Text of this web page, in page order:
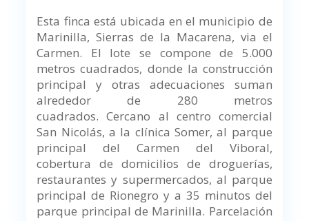
Esta finca está ubicada en el municipio de
Marinilla, Sierras de la Macarena, via el
Carmen. El lote se compone de 5.000
metros cuadrados, donde la construcción
principal y otras adecuaciones suman
alrededor de 280 metros
cuadrados. Cercano al centro comercial
San Nicolás, a la clínica Somer, al parque
principal del Carmen del Viboral,
cobertura de domicilios de droguerías,
restaurantes y supermercados, al parque
principal de Rionegro y a 35 minutos del
parque principal de Marinilla. Parcelación